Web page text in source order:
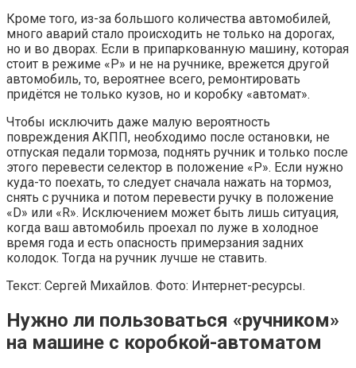
Кроме того, из-за большого количества автомобилей,
много аварий стало происходить не только на дорогах,
но и во дворах. Если в припаркованную машину, которая
стоит в режиме «Р» и не на ручнике, врежется другой
автомобиль, то, вероятнее всего, ремонтировать
придётся не только кузов, но и коробку «автомат».
Чтобы исключить даже малую вероятность
повреждения АКПП, необходимо после остановки, не
отпуская педали тормоза, поднять ручник и только после
этого перевести селектор в положение «Р». Если нужно
куда-то поехать, то следует сначала нажать на тормоз,
снять с ручника и потом перевести ручку в положение
«D» или «R». Исключением может быть лишь ситуация,
когда ваш автомобиль проехал по луже в холодное
время года и есть опасность примерзания задних
колодок. Тогда на ручник лучше не ставить.
Текст: Сергей Михайлов. Фото: Интернет-ресурсы.
Нужно ли пользоваться «ручником»
на машине с коробкой-автоматом